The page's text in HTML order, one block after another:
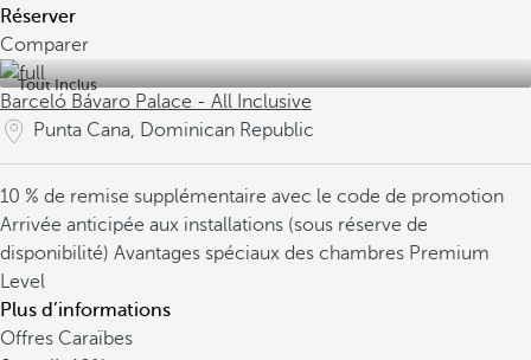
Réserver
Comparer
Tout Inclus
Barceló Bávaro Palace - All Inclusive
Punta Cana, Dominican Republic
10 % de remise supplémentaire avec le code de promotion
Arrivée anticipée aux installations (sous réserve de
disponibilité) Avantages spéciaux des chambres Premium
Level
Plus d’informations
Offres Caraïbes